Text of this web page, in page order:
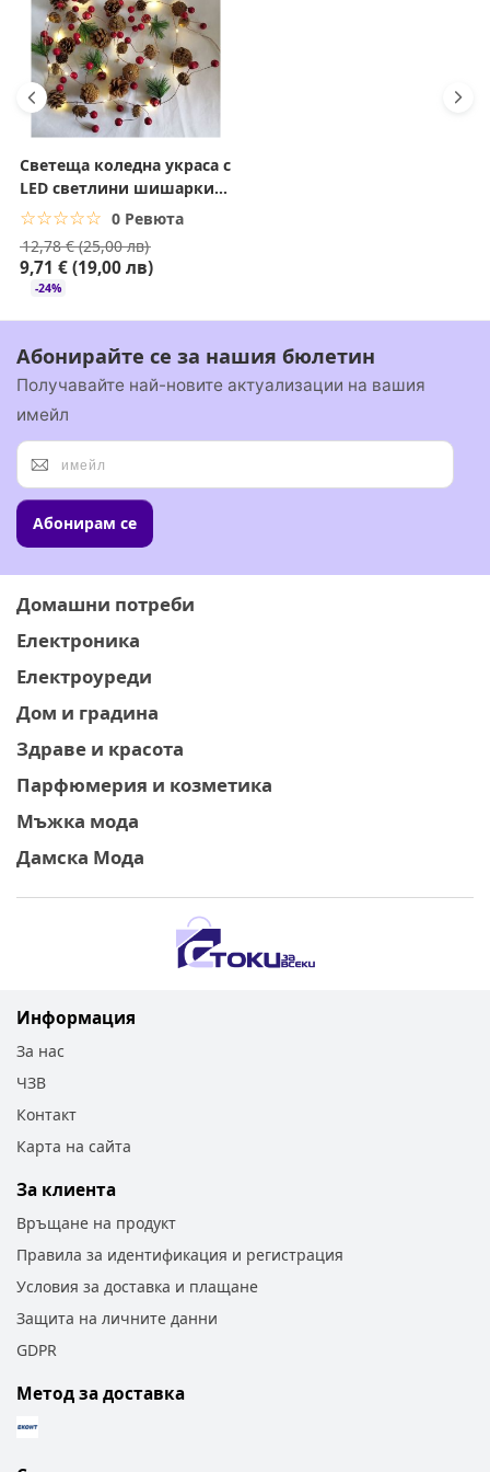
Бърза поръчка:+359 878 055 721
Светеща коледна украса с
LED светлини шишарки и
борови клонки
☆☆☆☆☆
★★★★★ 0 Ревюта
12,78 € (25,00 лв)
9,71 € (19,00 лв)
-24%
Абонирайте се за нашия бюлетин
Получавайте най-новите актуализации на вашия
имейл
Абонирам се
Домашни потреби
Електроника
Електроуреди
Дом и градина
Здраве и красота
Парфюмерия и козметика
Мъжка мода
Дамска Мода
Информация
За нас
ЧЗВ
Контакт
Карта на сайта
За клиента
Връщане на продукт
Правила за идентификация и регистрация
Условия за доставка и плащане
Защита на личните данни
GDPR
Метод за доставка